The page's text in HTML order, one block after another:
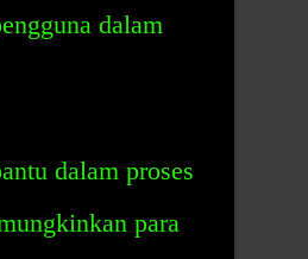
dalam
dalam proses
para